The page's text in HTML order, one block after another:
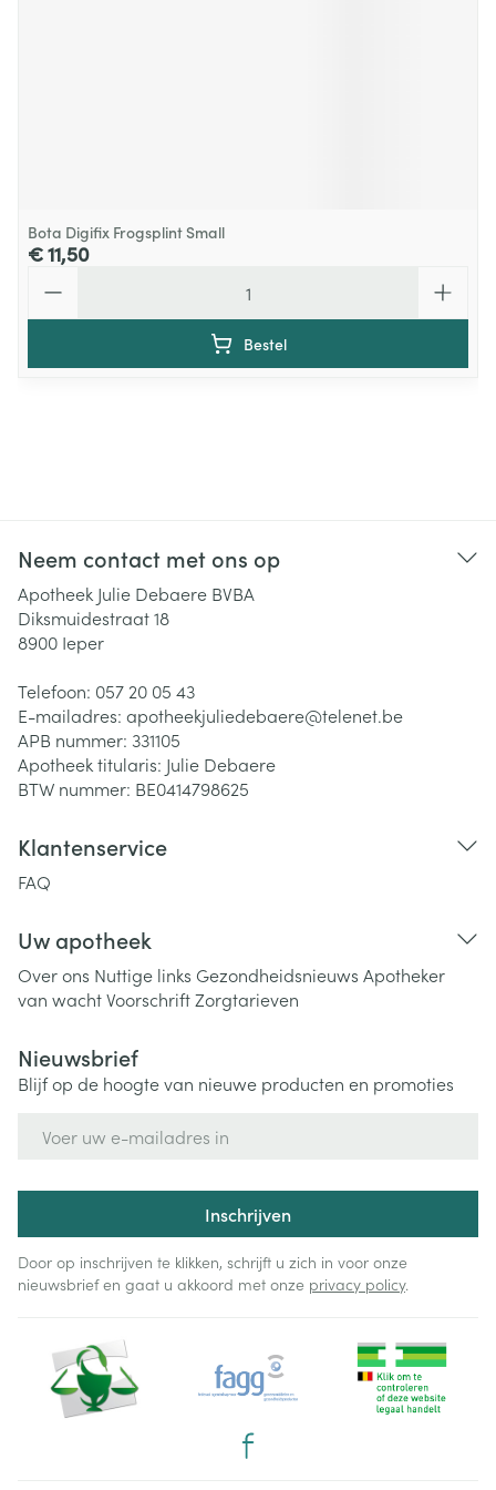
Bota Digifix Frogsplint Small
€ 11,50
Bestel
Neem contact met ons op
Apotheek Julie Debaere BVBA
Diksmuidestraat 18
8900 Ieper
Telefoon: 057 20 05 43
E-mailadres: apotheekjuliedebaere@telenet.be
APB nummer: 331105
Apotheek titularis: Julie Debaere
BTW nummer: BE0414798625
Klantenservice
FAQ
Uw apotheek
Over ons Nuttige links Gezondheidsnieuws Apotheker
van wachtVoorschriftZorgtarieven
Nieuwsbrief
Blijf op de hoogte van nieuwe producten en promoties
Inschrijven
Door op inschrijven te klikken, schrijft u zich in voor onze
nieuwsbrief en gaat u akkoord met onze privacy policy.